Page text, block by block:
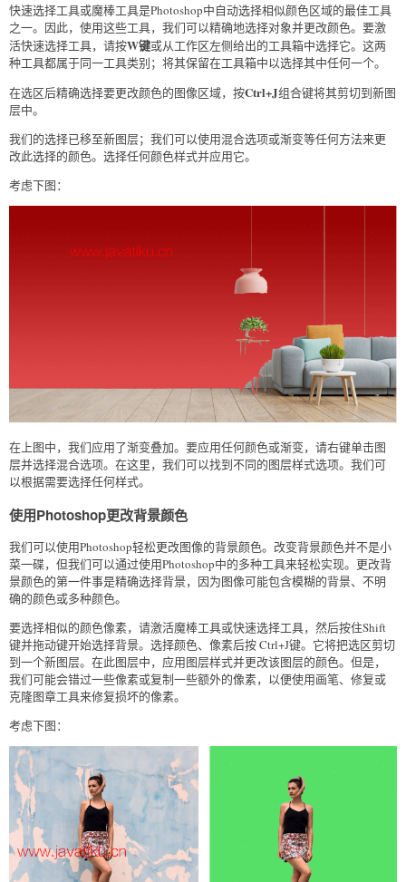
快速选择工具或魔棒工具是Photoshop中自动选择相似颜色区域的最佳工具
之一。因此，使用这些工具，我们可以精确地选择对象并更改颜色。要激
活快速选择工具，请按W键或从工作区左侧给出的工具箱中选择它。这两
种工具都属于同一工具类别；将其保留在工具箱中以选择其中任何一个。
在选区后精确选择要更改颜色的图像区域，按Ctrl+J组合键将其剪切到新图
层中。
我们的选择已移至新图层；我们可以使用混合选项或渐变等任何方法来更
改此选择的颜色。选择任何颜色样式并应用它。
考虑下图：
在上图中，我们应用了渐变叠加。要应用任何颜色或渐变，请右键单击图
层并选择混合选项。在这里，我们可以找到不同的图层样式选项。我们可
以根据需要选择任何样式。
使用Photoshop更改背景颜色
我们可以使用Photoshop轻松更改图像的背景颜色。改变背景颜色并不是小
菜一碟，但我们可以通过使用Photoshop中的多种工具来轻松实现。更改背
景颜色的第一件事是精确选择背景，因为图像可能包含模糊的背景、不明
确的颜色或多种颜色。
要选择相似的颜色像素，请激活魔棒工具或快速选择工具，然后按住Shift
键并拖动键开始选择背景。选择颜色、像素后按 Ctrl+J键。它将把选区剪切
到一个新图层。在此图层中，应用图层样式并更改该图层的颜色。但是，
我们可能会错过一些像素或复制一些额外的像素，以便使用画笔、修复或
克隆图章工具来修复损坏的像素。
考虑下图：